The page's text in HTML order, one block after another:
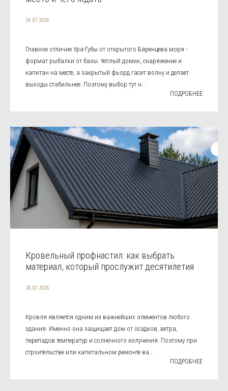
24.07.2026
Главное отличие Ура-Губы от открытого Баренцева моря -
формат рыбалки от базы: тёплый домик, снаряжение и
капитан на месте, а закрытый фьорд гасит волну и делает
выходы стабильнее. Поэтому выбор тут н...
ПОДРОБНЕЕ
Кровельный профнастил: как выбрать
материал, который прослужит десятилетия
24.07.2026
Кровля является одним из важнейших элементов любого
здания. Именно она защищает дом от осадков, ветра,
перепадов температур и солнечного излучения. Поэтому при
строительстве или капитальном ремонте ва...
ПОДРОБНЕЕ